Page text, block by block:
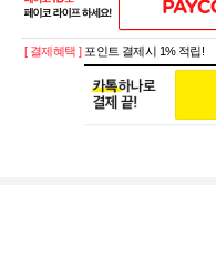
[ 결제혜택 ] 포인트 결제시 1% 적립!